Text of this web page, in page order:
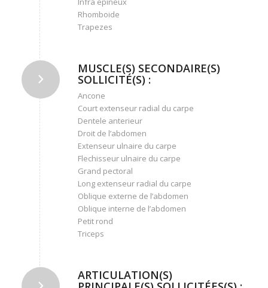
Rhomboide
Trapezes
MUSCLE(S) SECONDAIRE(S)
SOLLICITÉ(S) :
Ancone
Court extenseur radial du carpe
Dentele anterieur
Droit de l’abdomen
Extenseur ulnaire du carpe
Flechisseur ulnaire du carpe
Grand pectoral
Long extenseur radial du carpe
Oblique externe de l’abdomen
Oblique interne de l’abdomen
Petit rond
Triceps
ARTICULATION(S)